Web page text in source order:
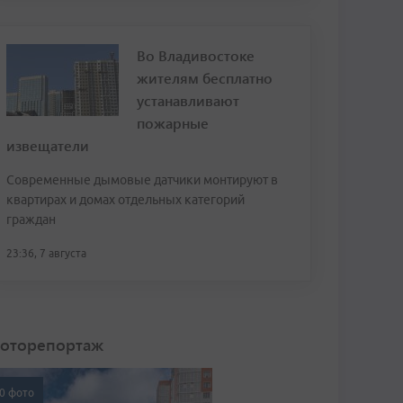
Во Владивостоке
жителям бесплатно
устанавливают
пожарные
извещатели
Современные дымовые датчики монтируют в
квартирах и домах отдельных категорий
граждан
23:36, 7 августа
фото